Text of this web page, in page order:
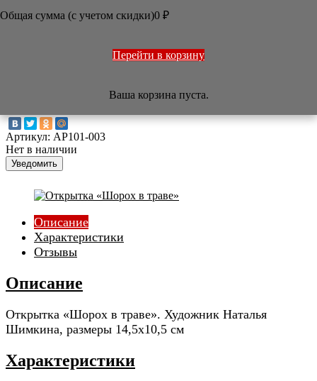
 / Арт-салон Открытки, календари
Артикул: AP101-003
Нет в наличии
Уведомить
Описание
Характеристики
Отзывы
Описание
Открытка «Шорох в траве». Художник Наталья
Шимкина, размеры 14,5x10,5 см
Характеристики
Общая сумма (с учетом скидки)0 ₽
Перейти в корзину
Ваша корзина пуста.